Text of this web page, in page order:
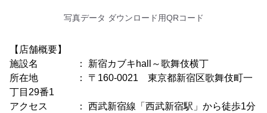
写真データ ダウンロード用QRコード
【店舗概要】
施設名 ： 新宿カブキhall～歌舞伎横丁
所在地 ： 〒160-0021 東京都新宿区歌舞伎町一
丁目29番1
アクセス ： 西武新宿線「西武新宿駅」から徒歩1分